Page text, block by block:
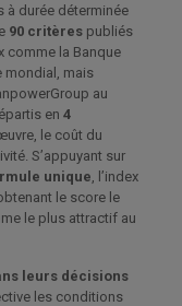
à durée déterminée
90 critères publiés
comme la Banque
mondial, mais
au
en 4
le coût du
S’appuyant sur
unique , l’index
le score le
le plus attractif au
leurs décisions
les conditions